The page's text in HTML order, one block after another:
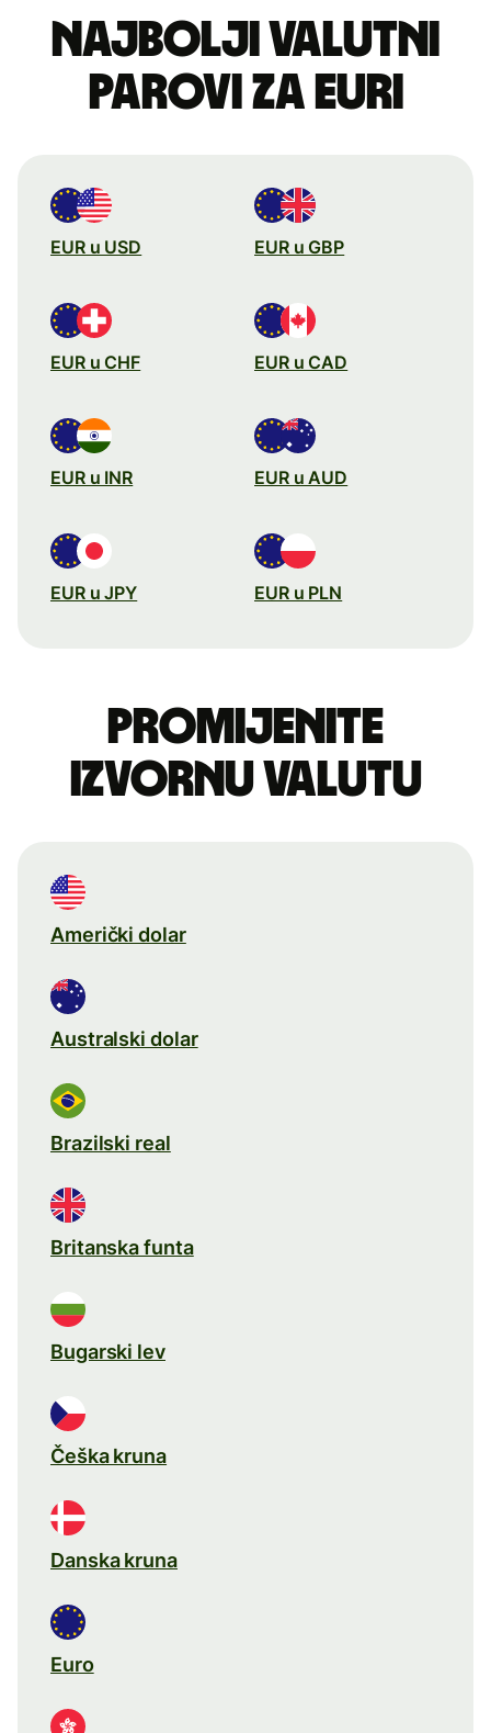
Najbolji valutni
parovi za euri
EUR u USD EUR u GBP
EUR u CHF EUR u CAD
EUR u INR EUR u AUD
EUR u JPY EUR u PLN
Promijenite
izvornu valutu
Američki dolar
Australski dolar
Brazilski real
Britanska funta
Bugarski lev
Češka kruna
Danska kruna
Euro